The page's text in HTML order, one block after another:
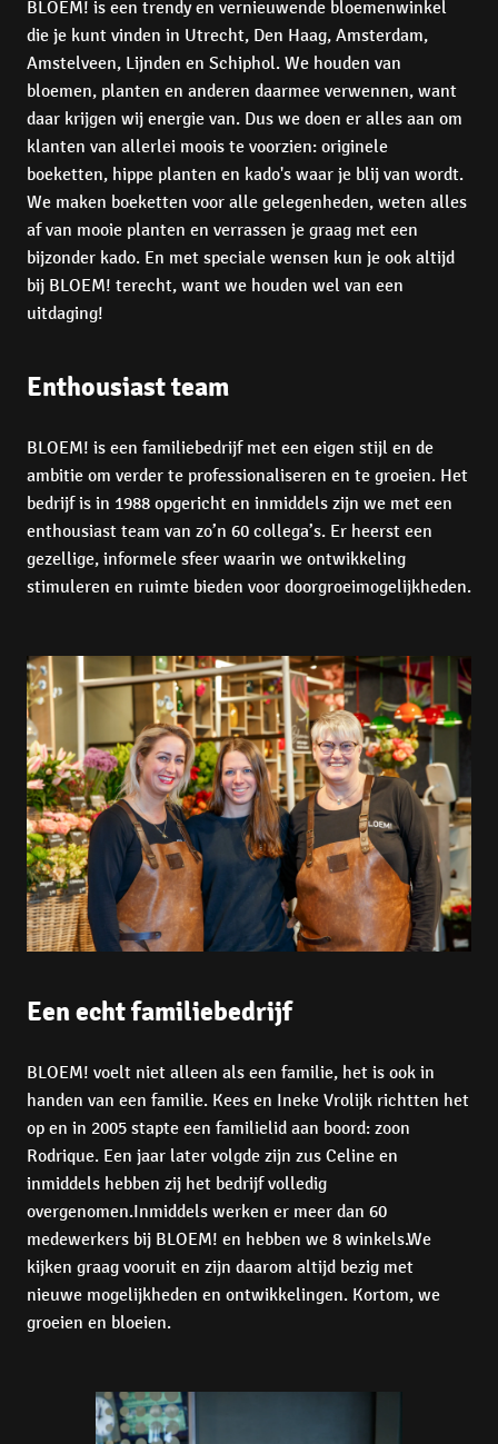
BLOEM! is een trendy en vernieuwende bloemenwinkel
die je kunt vinden in Utrecht, Den Haag, Amsterdam,
Amstelveen, Lijnden en Schiphol. We houden van
bloemen, planten en anderen daarmee verwennen, want
daar krijgen wij energie van. Dus we doen er alles aan om
klanten van allerlei moois te voorzien: originele
boeketten, hippe planten en kado's waar je blij van wordt.
We maken boeketten voor alle gelegenheden, weten alles
af van mooie planten en verrassen je graag met een
bijzonder kado. En met speciale wensen kun je ook altijd
bij BLOEM! terecht, want we houden wel van een
uitdaging!
Enthousiast team
BLOEM! is een familiebedrijf met een eigen stijl en de
ambitie om verder te professionaliseren en te groeien. Het
bedrijf is in 1988 opgericht en inmiddels zijn we met een
enthousiast team van zo’n 60 collega’s. Er heerst een
gezellige, informele sfeer waarin we ontwikkeling
stimuleren en ruimte bieden voor doorgroeimogelijkheden.
Een echt familiebedrijf
BLOEM! voelt niet alleen als een familie, het is ook in
handen van een familie. Kees en Ineke Vrolijk richtten het
op en in 2005 stapte een familielid aan boord: zoon
Rodrique. Een jaar later volgde zijn zus Celine en
inmiddels hebben zij het bedrijf volledig
overgenomen.Inmiddels werken er meer dan 60
medewerkers bij BLOEM! en hebben we 8 winkels.We
kijken graag vooruit en zijn daarom altijd bezig met
nieuwe mogelijkheden en ontwikkelingen. Kortom, we
groeien en bloeien.